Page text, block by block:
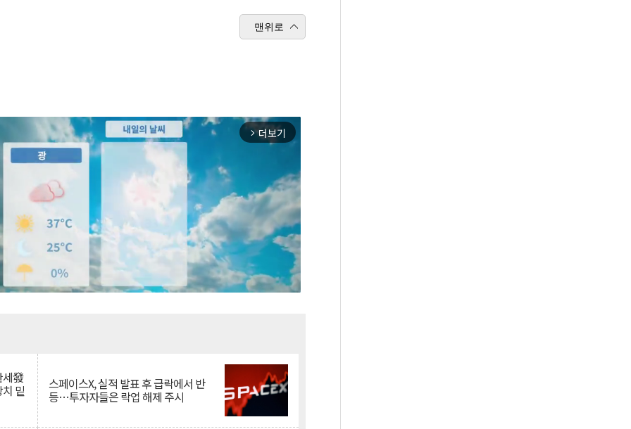
맨위로
arrow_forward_ios 더보기
세發
밑 스페이스X, 실적 발표 후 급락에서 반
등…투자자들은 락업 해제 주시